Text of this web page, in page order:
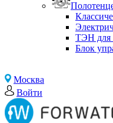
ТЭН для
Блок
Москва
Войти